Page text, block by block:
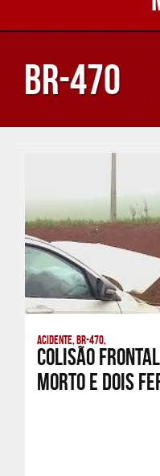
BR-470
Acidente, BR-470,
Colisão frontal
morto e dois